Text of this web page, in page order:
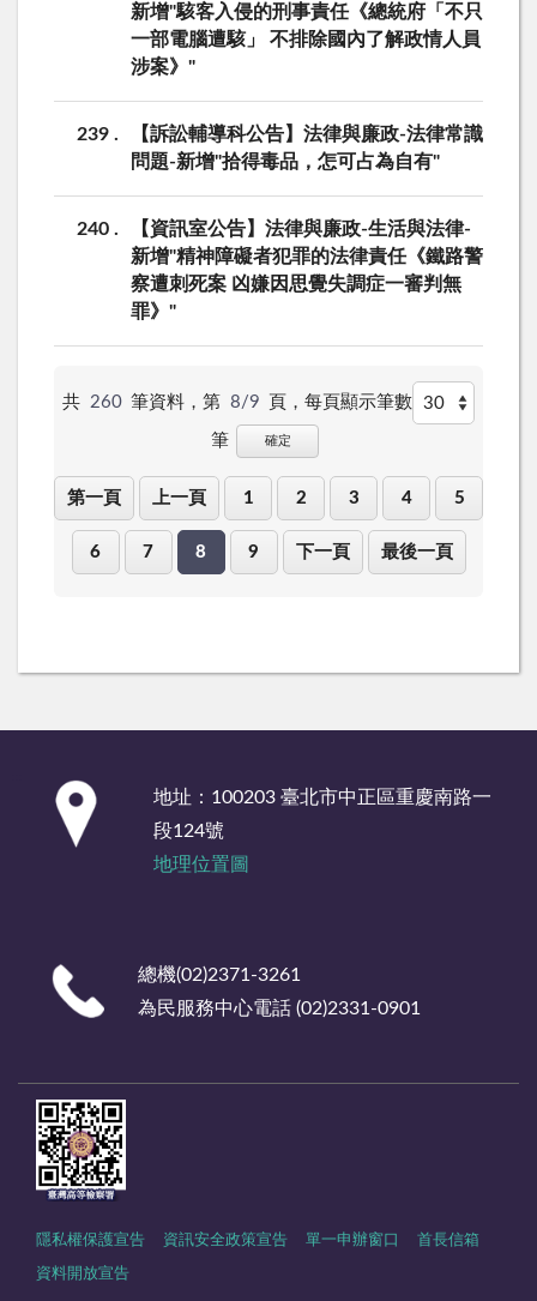
新增"駭客入侵的刑事責任《總統府「不只
一部電腦遭駭」 不排除國內了解政情人員
涉案》"
239
【訴訟輔導科公告】法律與廉政-法律常識
問題-新增"拾得毒品，怎可占為自有"
240
【資訊室公告】法律與廉政-生活與法律-
新增"精神障礙者犯罪的法律責任《鐵路警
察遭刺死案 凶嫌因思覺失調症一審判無
罪》"
共 260 筆資料，第 8/9 頁，每頁顯示筆數
筆 確定
第一頁 上一頁 1 2 3 4 5
6 7 8 9 下一頁 最後一頁
地址：100203 臺北市中正區重慶南路一
段124號
地理位置圖
總機(02)2371-3261
為民服務中心電話 (02)2331-0901
隱私權保護宣告 資訊安全政策宣告 單一申辦窗口 首長信箱
資料開放宣告